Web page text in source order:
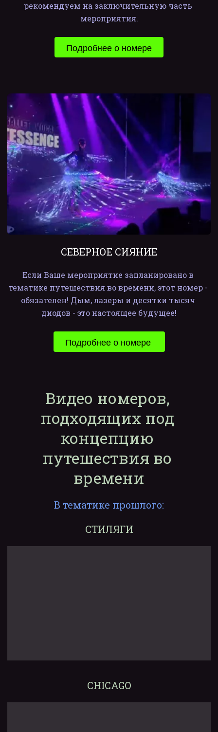
рекомендуем на заключительную часть
мероприятия.
Подробнее о номере
СЕВЕРНОЕ СИЯНИЕ
Если Ваше мероприятие запланировано в
тематике путешествия во времени, этот номер -
обязателен! Дым, лазеры и десятки тысяч
диодов - это настоящее будущее!
Подробнее о номере
Видео номеров,
подходящих под
концепцию
путешествия во
времени
В тематике прошлого:
СТИЛЯГИ
CHICAGO